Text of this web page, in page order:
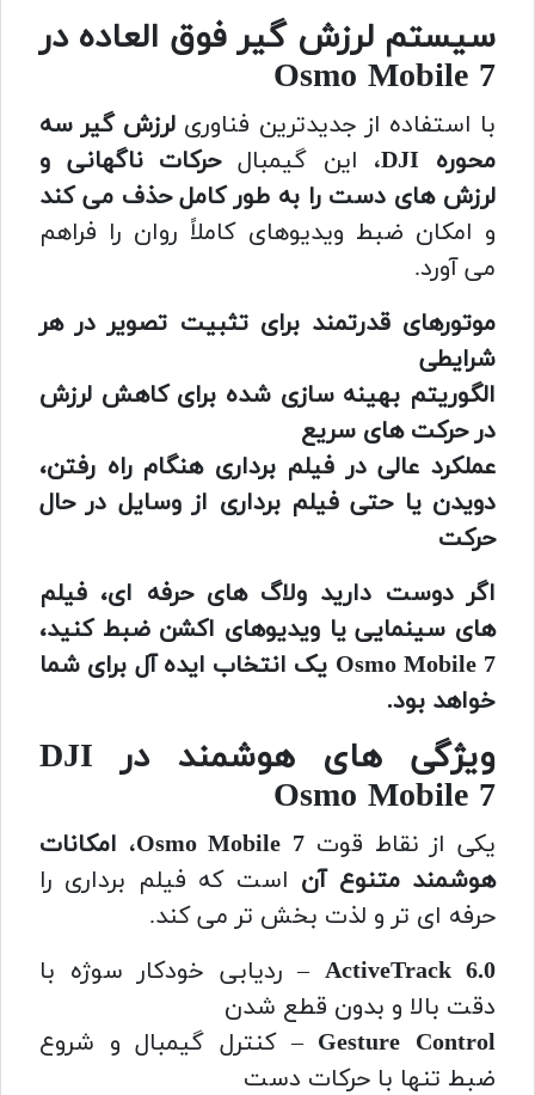
سیستم لرزش گیر فوق العاده در
Osmo Mobile 7
با استفاده از جدیدترین فناوری لرزش گیر سه
محوره DJI
، این گیمبالحرکات ناگهانی و
لرزش های دست را به طور کامل حذف می کند
و امکان ضبط ویدیوهای کاملاً روان را فراهم
می آورد.
موتورهای قدرتمند برای تثبیت تصویر در هر
شرایطی
الگوریتم بهینه سازی شده برای کاهش لرزش
در حرکت های سریع
عملکرد عالی در فیلم برداری هنگام راه رفتن،
دویدن یا حتی فیلم برداری از وسایل در حال
حرکت
اگر دوست دارید ولاگ های حرفه ای، فیلم
های سینمایی یا ویدیوهای اکشن ضبط کنید،
Osmo Mobile 7 یک انتخاب ایده آل برای شما
خواهد بود.
ویژگی های هوشمند در DJI
Osmo Mobile 7
یکی از نقاط قوت Osmo Mobile 7، امکانات
هوشمند متنوع آن است که فیلم برداری را
حرفه ای تر و لذت بخش تر می کند.
ActiveTrack 6.0 – ردیابی خودکار سوژه با
دقت بالا و بدون قطع شدن
Gesture Control – کنترل گیمبال و شروع
ضبط تنها با حرکات دست